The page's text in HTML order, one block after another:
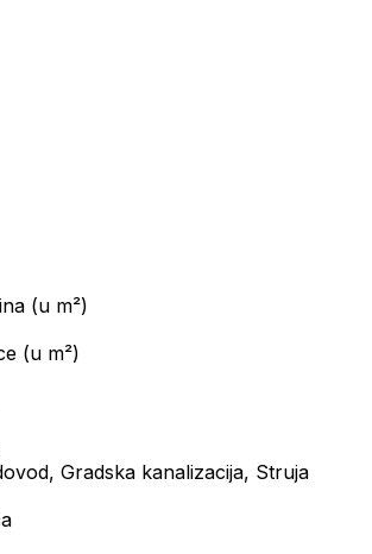
(u m²)
(u m²)
Gradska kanalizacija, Struja